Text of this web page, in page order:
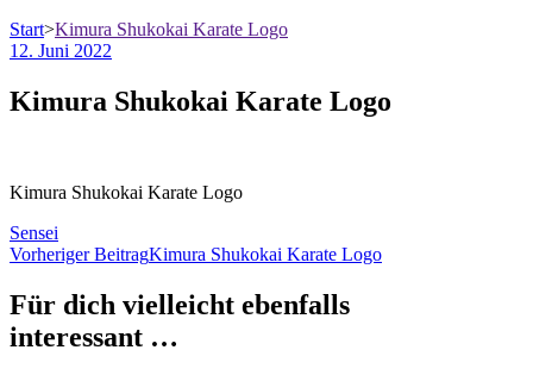
Start>Kimura Shukokai Karate Logo
12. Juni 2022
Kimura Shukokai Karate Logo
Kimura Shukokai Karate Logo
Sensei
Beitragsnavigation
Vorheriger BeitragKimura Shukokai Karate Logo
Für dich vielleicht ebenfalls
interessant …